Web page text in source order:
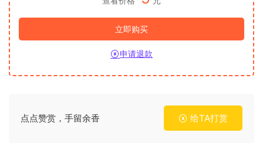
立即购买
申请退款
点点赞赏，手留余香 给TA打赏